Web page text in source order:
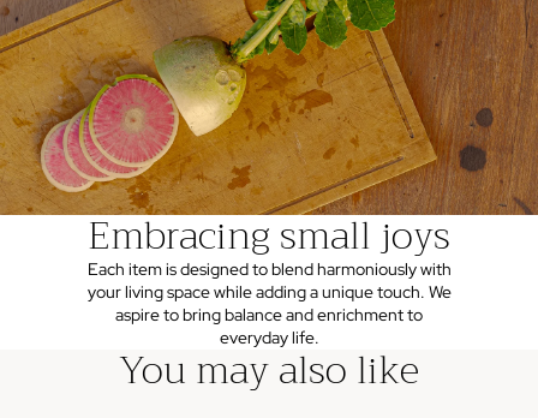
Embracing small joys
Each item is designed to blend harmoniously with
your living space while adding a unique touch. We
aspire to bring balance and enrichment to
everyday life.
You may also like